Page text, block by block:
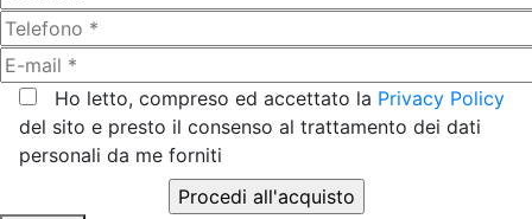
Ho letto, compreso ed accettato la Privacy Policy
del sito e presto il consenso al trattamento dei dati
personali da me forniti